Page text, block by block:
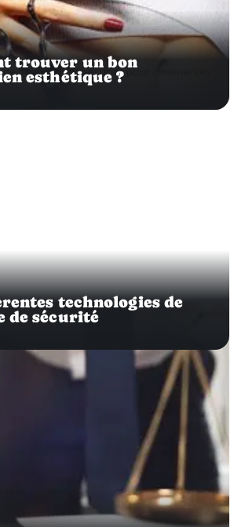
trouver un bon
esthétique ?
technologies de
de sécurité